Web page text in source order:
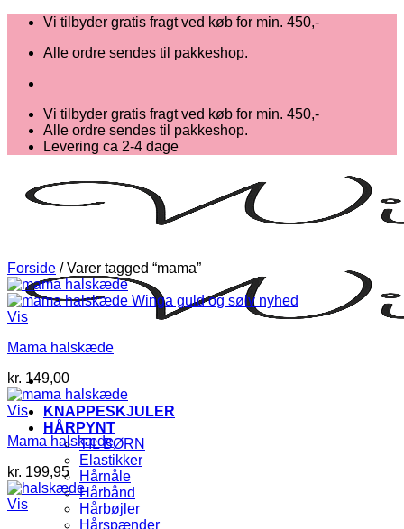
Fortsæt
indhold
Vi tilbyder gratis fragt ved køb for min. 450,-
Alle ordre sendes til pakkeshop.
Vi tilbyder gratis fragt ved køb for min. 450,-
Alle ordre sendes til pakkeshop.
Levering ca 2-4 dage
KNAPPESKJULER
HÅRPYNT
TIL BØRN
Elastikker
Hårnåle
Hårbånd
Hårbøjler
Hårspænder
Forside /Varer tagged “mama”
Vis
Mama halskæde
kr. 149,00
Vis
Mama halskæde
kr. 199,95
Vis